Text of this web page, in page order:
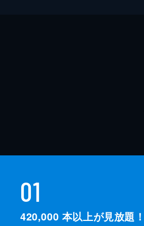
01
420,000 本以上が見放題！